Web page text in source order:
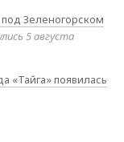
Зеленогорском
5 августа
«Тайга» появилась